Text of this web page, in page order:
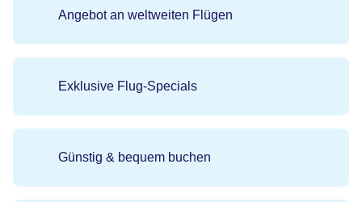
Angebot an weltweiten Flügen
Exklusive Flug-Specials
Günstig & bequem buchen